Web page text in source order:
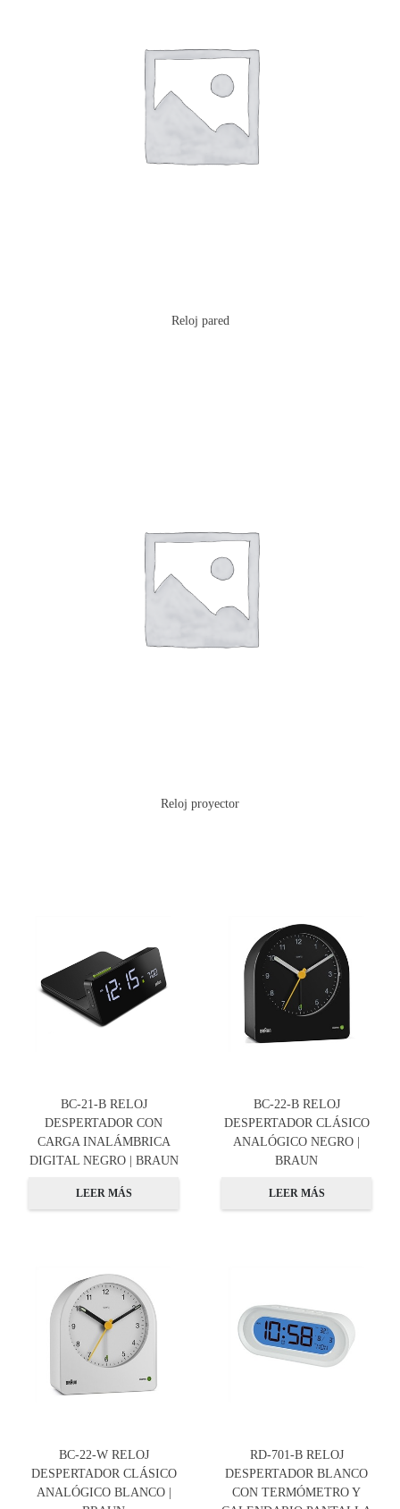
Reloj pared
Reloj proyector
BC-21-B RELOJ
DESPERTADOR CON
CARGA INALÁMBRICA
DIGITAL NEGRO | BRAUN
LEER MÁS
BC-22-B RELOJ
DESPERTADOR CLÁSICO
ANALÓGICO NEGRO |
BRAUN
LEER MÁS
BC-22-W RELOJ
DESPERTADOR CLÁSICO
ANALÓGICO BLANCO |
RD-701-B RELOJ
DESPERTADOR BLANCO
CON TERMÓMETRO Y